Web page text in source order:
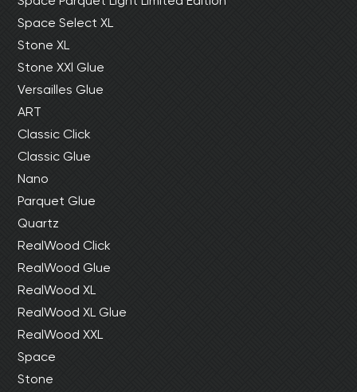
Space Select XL
Stone XL
Stone XXl Glue
Versailles Glue
ART
Classic Click
Classic Glue
Nano
Parquet Glue
Quartz
RealWood Click
RealWood Glue
RealWood XL
RealWood XL Glue
RealWood XXL
Space
Stone